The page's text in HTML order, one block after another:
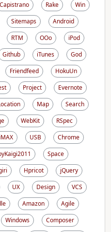
Capistrano Rake
Win
Sitemaps
Android
RTM OOo
iPod
Github iTunes
God
Friendfeed
HokuUn
Project
Evernote
Map
Search
WebKit
RSpec
USB
Chrome
Space
Hpricot
jQuery
UX Design
VCS
Amazon
Agile
Windows
Composer